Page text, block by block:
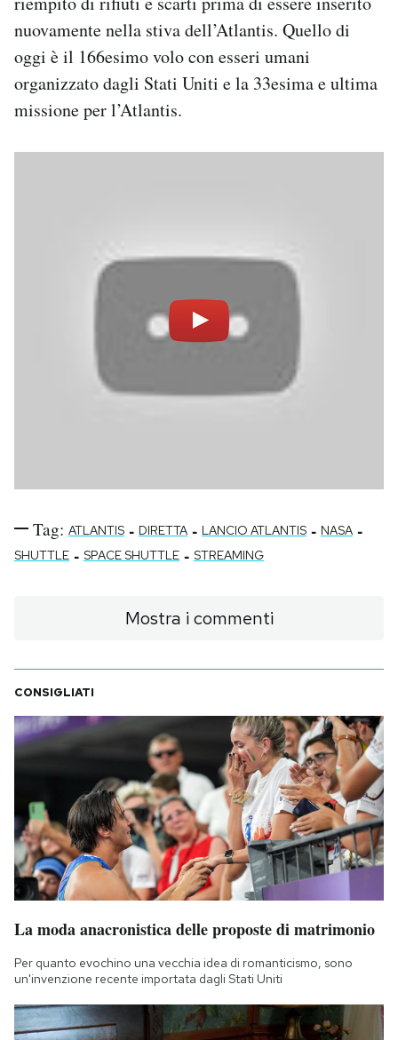
nuovamente nella stiva dell’Atlantis. Quello di
oggi è il 166esimo volo con esseri umani
organizzato dagli Stati Uniti e la 33esima e ultima
missione per l’Atlantis.
Tag: ATLANTIS - DIRETTA - LANCIO ATLANTIS - NASA -
SHUTTLE - SPACE SHUTTLE - STREAMING
Mostra i commenti
CONSIGLIATI
La moda anacronistica delle proposte di matrimonio
Per quanto evochino una vecchia idea di romanticismo, sono
un'invenzione recente importata dagli Stati Uniti